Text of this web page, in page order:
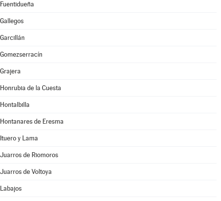
Fuentidueña
Gallegos
Garcillán
Gomezserracín
Grajera
Honrubia de la Cuesta
Hontalbilla
Hontanares de Eresma
Ituero y Lama
Juarros de Riomoros
Juarros de Voltoya
Labajos